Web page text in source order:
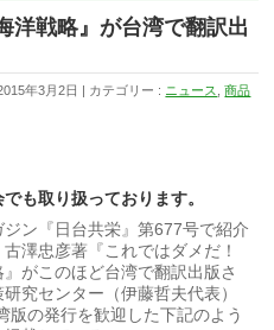
洋戦略』が台湾で翻訳出
年3月2日 カテゴリー : ニュース ,商品
も取り扱っております。
ン『日台共栄』第677号で紹介
澤忠彦著『これではダメだ！
がこのほど台湾で翻訳出版さ
究センター（伊藤哲夫代表）
版の発行を歓迎した下記のよう